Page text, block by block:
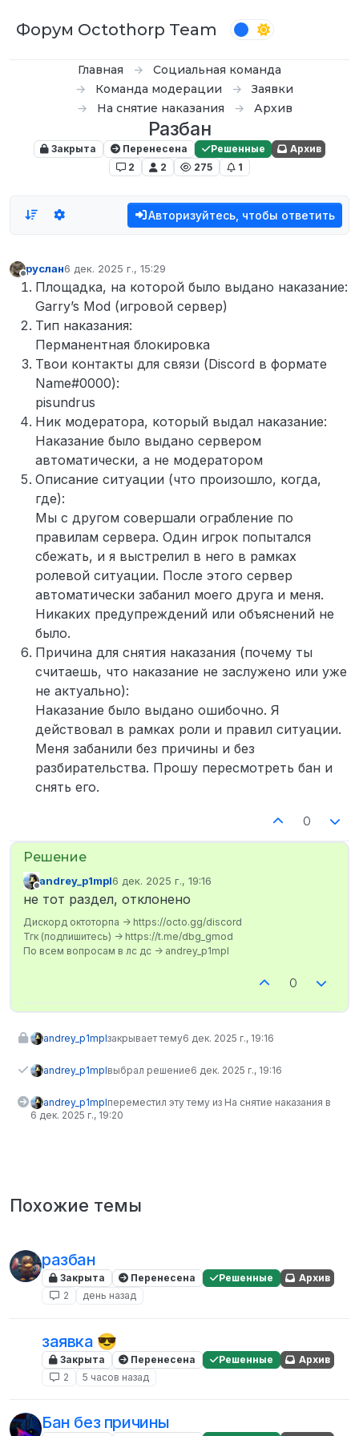
Форум Octothorp Team
Главная
Социальная команда
Команда модерации
Заявки
На снятие наказания
Архив
Pазбан
Закрыта Перенесена Решенные
Архив
2
2 275 1
Авторизуйтесь, чтобы ответить
Не в сети
руслан6 дек. 2025 г., 15:29
отредактировано
Площадка, на которой было выдано наказание:
Garry’s Mod (игровой сервер)
Тип наказания:
Перманентная блокировка
Твои контакты для связи (Discord в формате
Name#0000):
pisundrus
Ник модератора, который выдал наказание:
Наказание было выдано сервером
автоматически, а не модератором
Описание ситуации (что произошло, когда,
где):
Мы с другом совершали ограбление по
правилам сервера. Один игрок попытался
сбежать, и я выстрелил в него в рамках
ролевой ситуации. После этого сервер
автоматически забанил моего друга и меня.
Никаких предупреждений или объяснений не
было.
Причина для снятия наказания (почему ты
считаешь, что наказание не заслужено или уже
не актуально):
Наказание было выдано ошибочно. Я
действовал в рамках роли и правил ситуации.
Меня забанили без причины и без
разбирательства. Прошу пересмотреть бан и
снять его.
0
Не в сети
andrey_p1mpl6 дек. 2025 г., 19:16
отредактировано
не тот раздел, отклонено
Дискорд октоторпа -> https://octo.gg/discord
Тгк (подпишитесь) -> https://t.me/dbg_gmod
По всем вопросам в лс дс -> andrey_p1mpl
0
andrey_p1mplзакрывает тему6 дек. 2025 г., 19:16
andrey_p1mplвыбрал решение6 дек. 2025 г., 19:16
andrey_p1mplпереместил эту тему из На снятие наказания в
6 дек. 2025 г., 19:20
Похожие темы
разбан
Закрыта Перенесена Решенные
Архив
2
день назад
заявка 😎
Закрыта Перенесена Решенные
Архив
2
5 часов назад
Бан без причины